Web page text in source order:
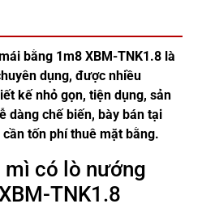
bằng 1m8 XBM-TNK1.8 là
dụng, được nhiều
kế nhỏ gọn, tiện dụng, sản
dàng chế biến, bày bán tại
tốn phí thuê mặt bằng.
mì có lò nướng
TNK1.8